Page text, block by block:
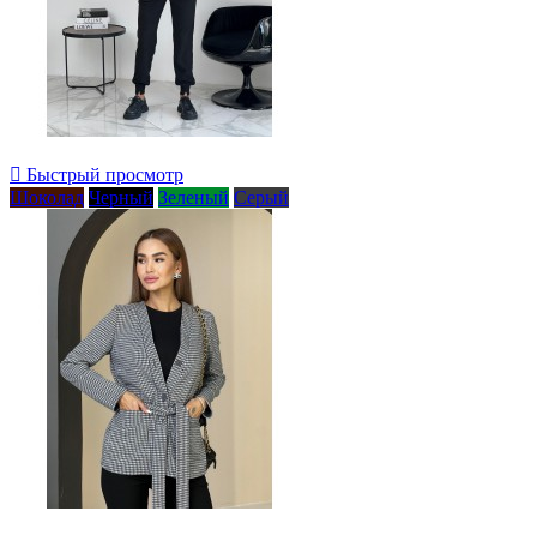
 Быстрый просмотр
Шоколад Черный Зеленый Серый